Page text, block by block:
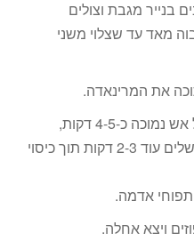
בנייר מגבת וצולים
מאד עד שצלוי משני
את המרינאדה.
מביאים לרתיחה, מצמצמים על אש נמוכה כ-4-5 דקות,
מחזירים את החזות פנימה ומבשלים עוד 2-3 דקות תוך כיסוי
אדמה.
ויצא אחלה.